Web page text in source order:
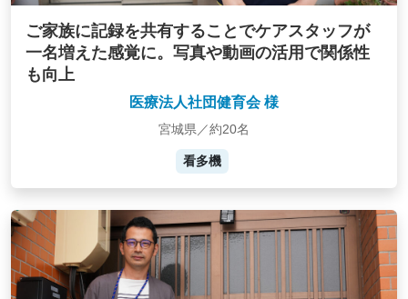
ご家族に記録を共有することでケアスタッフが
一名増えた感覚に。写真や動画の活用で関係性
も向上
医療法人社団健育会 様
宮城県／約20名
看多機